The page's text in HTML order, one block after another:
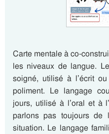
Carte mentale à co-
les niveaux de langue.
soigné, utilisé à l’écrit
poliment. Le langage
jours, utilisé à l’oral et à
parlons pas toujours de
situation. Le langage